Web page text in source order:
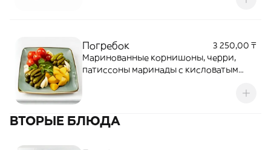
Погребок
3 250,00 ₸
Маринованные корнишоны, черри,
патиссоны маринады с кисловатым
ВТОРЫЕ БЛЮДА